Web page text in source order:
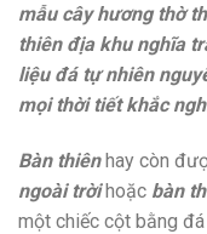
mẫu cây hương thờ
thiên địa khu nghĩa
liệu đá tự nhiên
mọi thời tiết khắc
Bàn thiênhay còn
ngoài trờihoặc bàn
một chiếc cột bằng